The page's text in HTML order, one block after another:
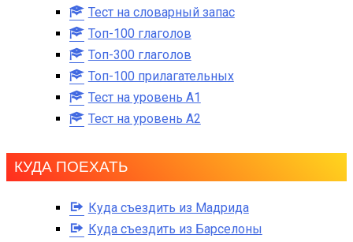
Тест на словарный запас
Топ-100 глаголов
Топ-300 глаголов
Топ-100 прилагательных
Тест на уровень A1
Тест на уровень A2
КУДА ПОЕХАТЬ
Куда съездить из Мадрида
Куда съездить из Барселоны